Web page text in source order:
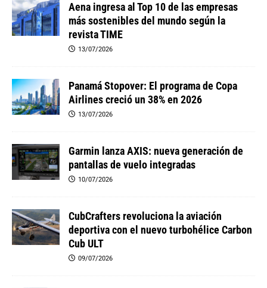
Aena ingresa al Top 10 de las empresas
más sostenibles del mundo según la
revista TIME
13/07/2026
Panamá Stopover: El programa de Copa
Airlines creció un 38% en 2026
13/07/2026
Garmin lanza AXIS: nueva generación de
pantallas de vuelo integradas
10/07/2026
CubCrafters revoluciona la aviación
deportiva con el nuevo turbohélice Carbon
Cub ULT
09/07/2026